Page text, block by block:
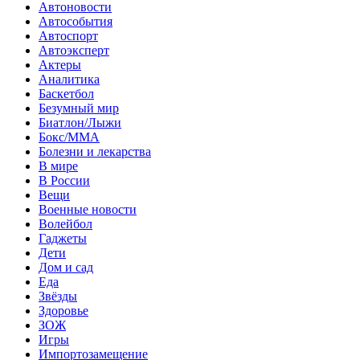
Автоновости
Автособытия
Автоспорт
Автоэксперт
Актеры
Аналитика
Баскетбол
Безумный мир
Биатлон/Лыжи
Бокс/MMA
Болезни и лекарства
В мире
В России
Вещи
Военные новости
Волейбол
Гаджеты
Дети
Дом и сад
Еда
Звёзды
Здоровье
ЗОЖ
Игры
Импортозамещение